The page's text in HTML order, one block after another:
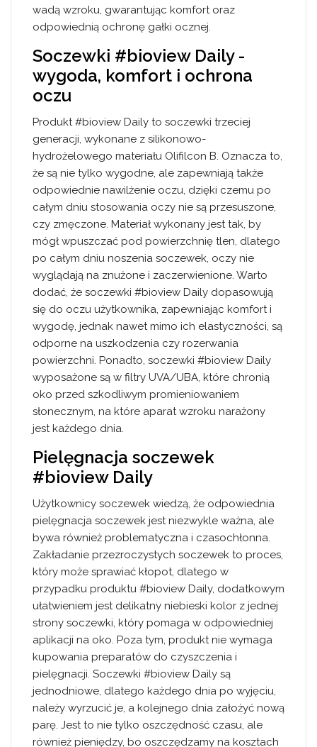
wadą wzroku, gwarantując komfort oraz
odpowiednią ochronę gałki ocznej.
Soczewki #bioview Daily -
wygoda, komfort i ochrona
oczu
Produkt #bioview Daily to soczewki trzeciej
generacji, wykonane z silikonowo-
hydrożelowego materiału Olifilcon B. Oznacza to,
że są nie tylko wygodne, ale zapewniają także
odpowiednie nawilżenie oczu, dzięki czemu po
całym dniu stosowania oczy nie są przesuszone,
czy zmęczone. Materiał wykonany jest tak, by
mógł wpuszczać pod powierzchnię tlen, dlatego
po całym dniu noszenia soczewek, oczy nie
wyglądają na znużone i zaczerwienione. Warto
dodać, że soczewki #bioview Daily dopasowują
się do oczu użytkownika, zapewniając komfort i
wygodę, jednak nawet mimo ich elastyczności, są
odporne na uszkodzenia czy rozerwania
powierzchni. Ponadto, soczewki #bioview Daily
wyposażone są w filtry UVA/UBA, które chronią
oko przed szkodliwym promieniowaniem
słonecznym, na które aparat wzroku narażony
jest każdego dnia.
Pielęgnacja soczewek
#bioview Daily
Użytkownicy soczewek wiedzą, że odpowiednia
pielęgnacja soczewek jest niezwykle ważna, ale
bywa również problematyczna i czasochłonna.
Zakładanie przezroczystych soczewek to proces,
który może sprawiać kłopot, dlatego w
przypadku produktu #bioview Daily, dodatkowym
ułatwieniem jest delikatny niebieski kolor z jednej
strony soczewki, który pomaga w odpowiedniej
aplikacji na oko. Poza tym, produkt nie wymaga
kupowania preparatów do czyszczenia i
pielęgnacji. Soczewki #bioview Daily są
jednodniowe, dlatego każdego dnia po wyjęciu,
należy wyrzucić je, a kolejnego dnia założyć nową
parę. Jest to nie tylko oszczędność czasu, ale
również pieniędzy, bo oszczędzamy na kosztach